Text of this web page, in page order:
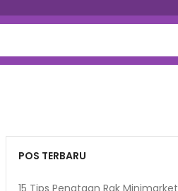
POS TERBARU
15 Tips Penataan Rak Minimarket